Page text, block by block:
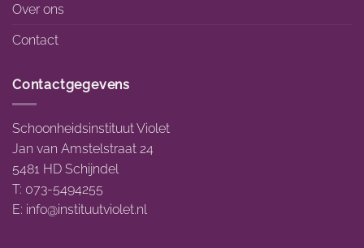
Over ons
Contact
Contactgegevens
Schoonheidsinstituut Violet
Jan van Amstelstraat 24
5481 HD Schijndel
T: 073-5494255
E: info@instituutviolet.nl